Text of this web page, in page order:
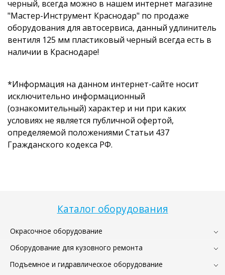
Каталог оборудования
Окрасочное оборудование
Оборудование для кузовного ремонта
Подъемное и гидравлическое оборудование
черный, всегда можно в нашем интернет магазине
"Мастер-Инструмент Краснодар" по продаже
оборудования для автосервиса, данный удлинитель
вентиля 125 мм пластиковый черный всегда есть в
наличии в Краснодаре!
*Информация на данном интернет-сайте носит
исключительно информационный
(ознакомительный) характер и ни при каких
условиях не является публичной офертой,
определяемой положениями Статьи 437
Гражданского кодекса РФ.